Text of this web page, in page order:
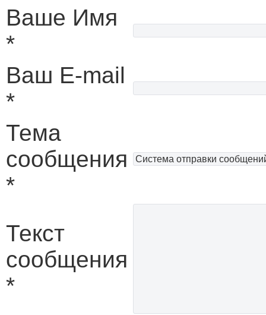
Ваше Имя
*
Ваш E-mail
*
Тема
сообщения
*
Текст
сообщения
*